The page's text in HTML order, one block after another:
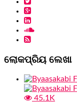
ଲୋକପ୍ରିୟ ଲେଖା
45.1K